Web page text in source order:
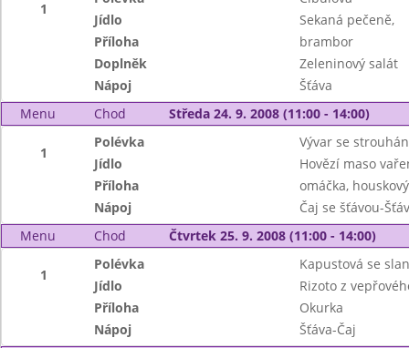
1
Jídlo
Sekaná pečeně,
Příloha
brambor
Doplněk
Zeleninový salát
Nápoj
Šťáva
Menu
Chod Středa 24. 9. 2008 (11:00 - 14:00)
1
Polévka
Vývar se
Jídlo
Hovězí maso
Příloha
omáčka,
Nápoj
Čaj se šťávou-
Menu
Chod Čtvrtek 25. 9. 2008 (11:00 - 14:00)
1
Polévka
Kapustová se
Jídlo
Rizoto z
Příloha
Okurka
Nápoj
Šťáva-Čaj